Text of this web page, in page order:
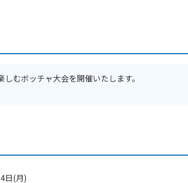
むボッチャ大会を開催いたします。
日(月)